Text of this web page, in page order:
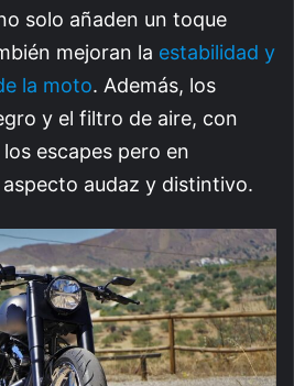
solo añaden un toque
mejoran la estabilidad y
la moto. Además, los
y el filtro de aire, con
escapes pero en
audaz y distintivo.